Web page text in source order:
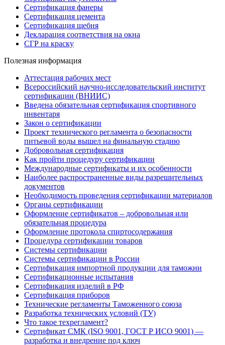
Сертификация фанеры
Сертификация цемента
Сертификация щебня
Декларация соответствия на окна
СГР на краску
Полезная информация
Аттестация рабочих мест
Всероссийский научно-исследовательский институт
сертификации (ВНИИС)
Введена обязательная сертификация спортивного
инвентаря
Закон о сертификации
Проект технического регламента о безопасности
питьевой воды вышел на финальную стадию
Добровольная сертификация
Как пройти процедуру сертификации
Международные сертификаты и их особенности
Наиболее распространенные виды разрешительных
документов
Необходимость проведения сертификации материалов
Органы сертификации
Оформление сертификатов – добровольная или
обязательная процедура
Оформление протокола спиртосодержания
Процедура сертификации товаров
Системы сертификации
Системы сертификации в России
Сертификация импортной продукции для таможни
Сертификационные испытания
Сертификация изделий в РФ
Сертификация приборов
Технические регламенты Таможенного союза
Разработка технических условий (ТУ)
Что такое техрегламент?
Сертификат СМК (ISO 9001, ГОСТ Р ИСО 9001) —
разработка и внедрение под ключ